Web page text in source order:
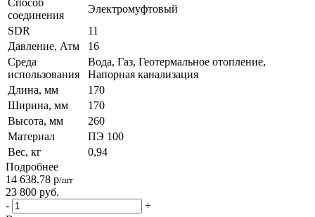
соединения
Электромуфтовый
SDR
11
Давление, Атм
16
Среда
использования
Вода, Газ, Геотермальное отопление,
Напорная канализация
Длина, мм
170
Ширина, мм
170
Высота, мм
260
Материал
ПЭ 100
Вес, кг
0,94
Подробнее
14 638.78 р/шт
23 800 руб.
-
+